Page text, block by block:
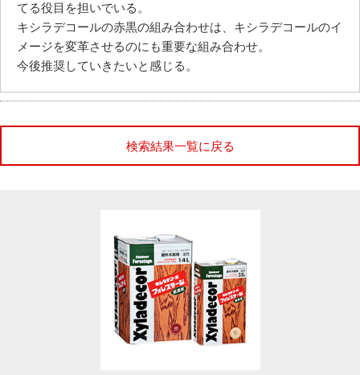
てる役目を担いでいる。
キシラデコールの赤黒の組み合わせは、キシラデコールのイ
メージを変革させるのにも重要な組み合わせ。
今後推奨していきたいと感じる。
検索結果一覧に戻る